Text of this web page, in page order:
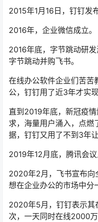
2015年1月16日，钉钉发
2016年，企业微信成立。
2016年底，字节跳动研
字节跳动并购飞书。
在线办公软件企业们苦苦
公，钉钉用了近3年才实
直到2019年底，新冠疫
求，海量用户涌入，点燃
据，钉钉又用了不到3年
2019年12月底，腾讯会议
2020年2月，飞书宣布向
想在企业办公的市场中分
2020年5月，钉钉表示其
次，一天同时在线2000